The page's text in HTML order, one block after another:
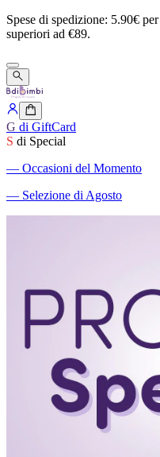
Spese di spedizione: 5.90€ per
superiori ad €89.
G di GiftCard
S di Special
― Occasioni del Momento
― Selezione di Agosto